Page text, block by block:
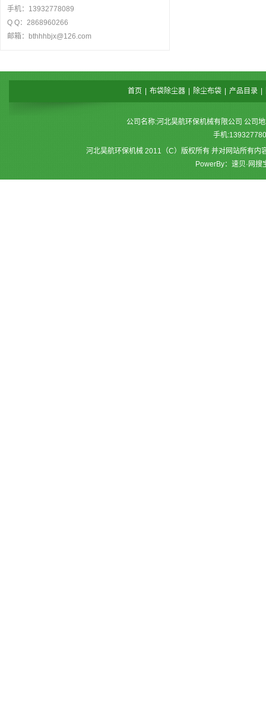
手机：13932778089
Q Q：2868960266
邮箱：bthhhbjx@126.com
首页 布袋除尘器 除尘布袋 产品目录
公司名称:河北昊航环保机械有限公司 公司
手机
河北昊航环保机械 2011（C）版权所有 并对网站所有内
PowerBy：速贝·网